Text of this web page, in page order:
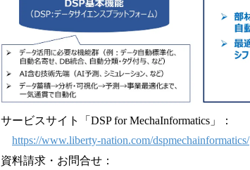
サービスサイト「DSP for MechaInformatics」：
https://www.liberty-nation.com/dspmechainformatics/
資料請求・お問合せ：